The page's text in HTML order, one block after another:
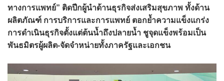
ทางการแพทย์” ติดปีกผู้นำด้านธุรกิจส่งเสริมสุขภาพ ทั้งด้าน
ผลิตภัณฑ์ การบริการและการแพทย์ ตอกย้ำความแข็งแกร่ง
การดำเนินธุรกิจตั้งแต่ต้นน้ำถึงปลายน้ำ ชูจุดแข็งพร้อมเป็น
พันธมิตรผู้ผลิต-จัดจำหน่ายทั้งภาครัฐและเอกชน